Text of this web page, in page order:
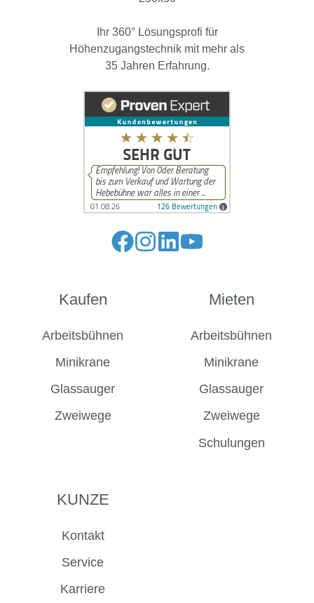
Ihr 360° Lösungsprofi für
Höhenzugangstechnik mit mehr als
35 Jahren Erfahrung.
FolgeFolgeFolgeFolge
Kaufen
Arbeitsbühnen
Minikrane
Glassauger
Zweiwege
Mieten
Arbeitsbühnen
Minikrane
Glassauger
Zweiwege
Schulungen
KUNZE
Kontakt
Service
Karriere